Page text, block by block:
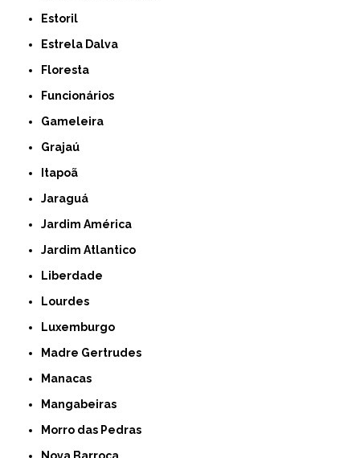
Estoril
Estrela Dalva
Floresta
Funcionários
Gameleira
Grajaú
Itapoã
Jaraguá
Jardim América
Jardim Atlantico
Liberdade
Lourdes
Luxemburgo
Madre Gertrudes
Manacas
Mangabeiras
Morro das Pedras
Nova Barroca